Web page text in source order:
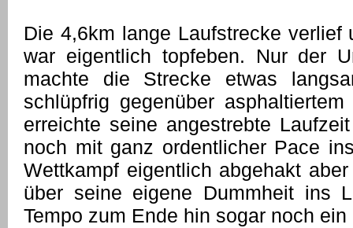
Die 4,6km lange Laufstrecke verlief
war eigentlich topfeben. Nur der
machte die Strecke etwas
schlüpfrig gegenüber
erreichte seine angestrebte
noch mit ganz ordentlicher Pace
Wettkampf eigentlich abgehakt
über seine eigene Dummheit ins
Tempo zum Ende hin sogar noch